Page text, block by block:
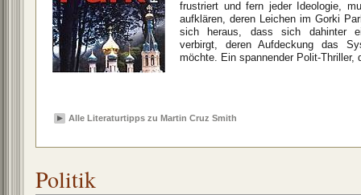
frustriert und fern jeder Ideologie,
aufklären, deren Leichen im Gorki
sich heraus, dass sich dahinter
verbirgt, deren Aufdeckung das
möchte. Ein spannender Polit-Thriller,
Alle Literaturtipps zu Martin Cruz Smith
Politik